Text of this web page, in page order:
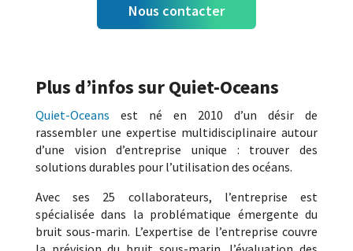
Nous contacter
Plus d’infos sur Quiet-Oceans
Quiet-Oceans est né en 2010 d’un désir de
rassembler une expertise multidisciplinaire autour
d’une vision d’entreprise unique : trouver des
solutions durables pour l’utilisation des océans.
Avec ses 25 collaborateurs, l’entreprise est
spécialisée dans la problématique émergente du
bruit sous-marin. L’expertise de l’entreprise couvre